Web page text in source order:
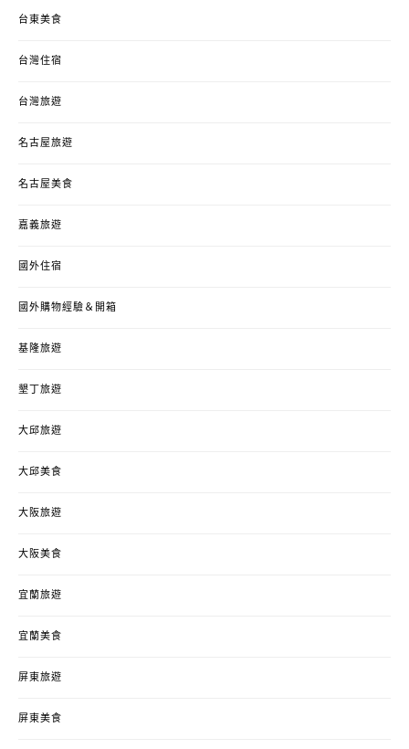
台東美食
台灣住宿
台灣旅遊
名古屋旅遊
名古屋美食
嘉義旅遊
國外住宿
國外購物經驗＆開箱
基隆旅遊
墾丁旅遊
大邱旅遊
大邱美食
大阪旅遊
大阪美食
宜蘭旅遊
宜蘭美食
屏東旅遊
屏東美食